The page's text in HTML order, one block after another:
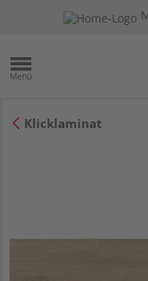
Klicklaminat